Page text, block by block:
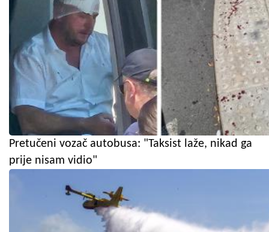
Pretučeni vozač autobusa: "Taksist laže, nikad ga
prije nisam vidio"